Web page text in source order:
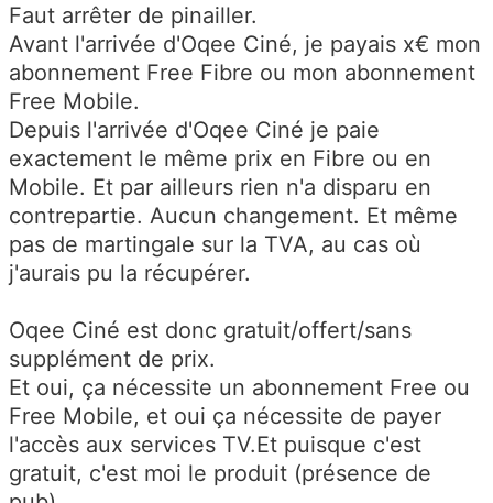
Faut arrêter de pinailler.
Avant l'arrivée d'Oqee Ciné, je payais x€ mon
abonnement Free Fibre ou mon abonnement
Free Mobile.
Depuis l'arrivée d'Oqee Ciné je paie
exactement le même prix en Fibre ou en
Mobile. Et par ailleurs rien n'a disparu en
contrepartie. Aucun changement. Et même
pas de martingale sur la TVA, au cas où
j'aurais pu la récupérer.
Oqee Ciné est donc gratuit/offert/sans
supplément de prix.
Et oui, ça nécessite un abonnement Free ou
Free Mobile, et oui ça nécessite de payer
l'accès aux services TV.Et puisque c'est
gratuit, c'est moi le produit (présence de